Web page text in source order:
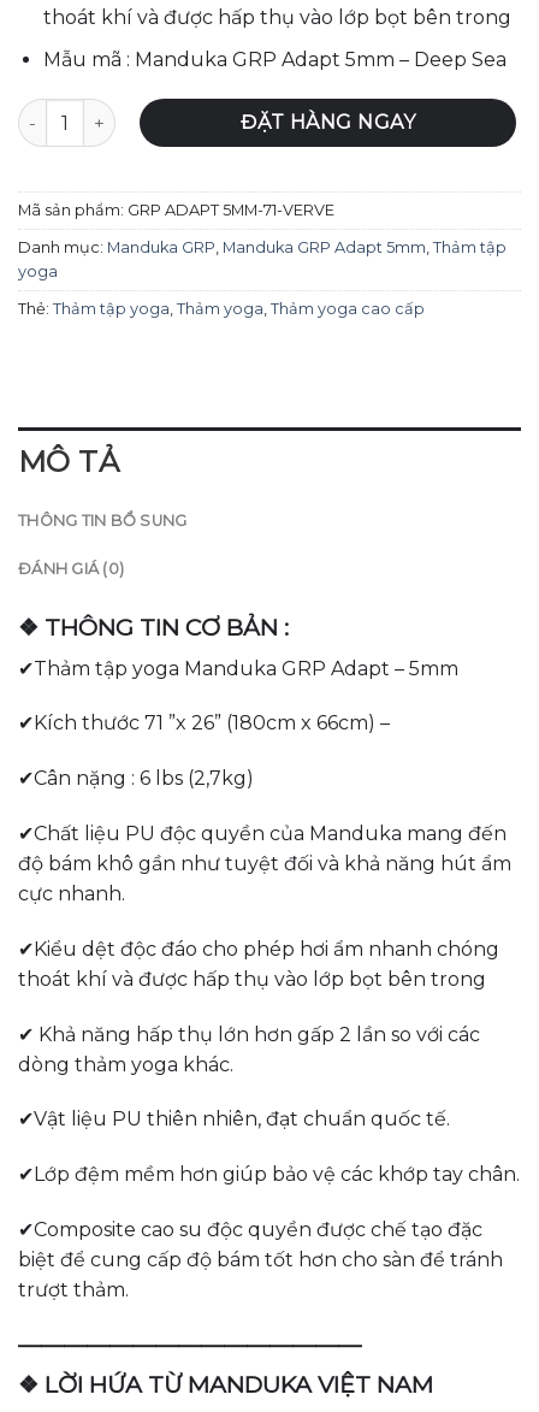
thoát khí và được hấp thụ vào lớp bọt bên trong
Mẫu mã : Manduka GRP Adapt 5mm – Deep Sea
Thảm tập yoga Manduka GRP Adapt 5mm - Verve số lượng
ĐẶT HÀNG NGAY
Mã sản phẩm: GRP ADAPT 5MM-71-VERVE
Danh mục: Manduka GRP, Manduka GRP Adapt 5mm, Thảm tập
yoga
Thẻ: Thảm tập yoga, Thảm yoga, Thảm yoga cao cấp
MÔ TẢ
THÔNG TIN BỔ SUNG
ĐÁNH GIÁ (0)
❖ THÔNG TIN CƠ BẢN :
✔Thảm tập yoga Manduka GRP Adapt – 5mm
✔Kích thước 71 ”x 26” (180cm x 66cm) –
✔Cân nặng : 6 lbs (2,7kg)
✔Chất liệu PU độc quyền của Manduka mang đến
độ bám khô gần như tuyệt đối và khả năng hút ẩm
cực nhanh.
✔Kiểu dệt độc đáo cho phép hơi ẩm nhanh chóng
thoát khí và được hấp thụ vào lớp bọt bên trong
✔ Khả năng hấp thụ lớn hơn gấp 2 lần so với các
dòng thảm yoga khác.
✔Vật liệu PU thiên nhiên, đạt chuẩn quốc tế.
✔Lớp đệm mềm hơn giúp bảo vệ các khớp tay chân.
✔Composite cao su độc quyền được chế tạo đặc
biệt để cung cấp độ bám tốt hơn cho sàn để tránh
trượt thảm.
———————————————
❖ LỜI HỨA TỪ MANDUKA VIỆT NAM